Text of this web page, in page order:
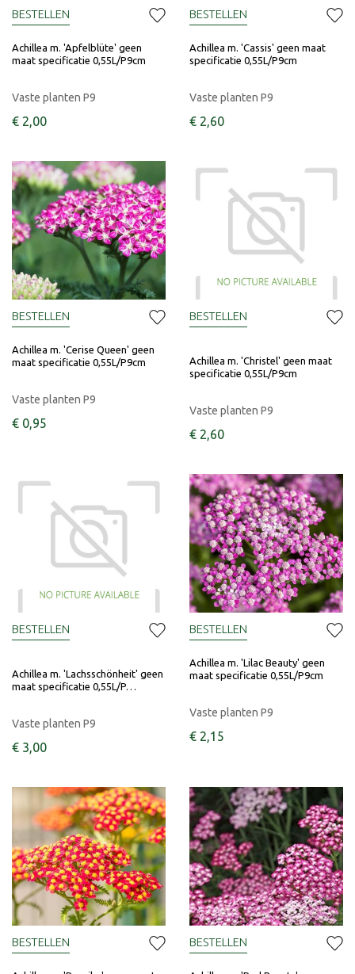
Achillea m. 'Apfelblüte' geen
maat specificatie 0,55L/P9cm
Vaste planten P9
€ 2,00
BESTELLEN
Achillea m. 'Cassis' geen maat
specificatie 0,55L/P9cm
Vaste planten P9
€ 2,60
BESTELLEN
Achillea m. 'Cerise Queen' geen
maat specificatie 0,55L/P9cm
Vaste planten P9
€ 0,95
BESTELLEN
Achillea m. 'Christel' geen maat
specificatie 0,55L/P9cm
Vaste planten P9
€ 2,60
BESTELLEN
Achillea m. 'Lachsschönheit' geen
maat specificatie 0,55L/P…
Vaste planten P9
€ 3,00
BESTELLEN
Achillea m. 'Lilac Beauty' geen
maat specificatie 0,55L/P9cm
Vaste planten P9
€ 2,15
BESTELLEN
BESTELLEN BESTELLEN